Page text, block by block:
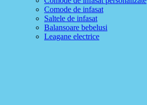
Comode de infasat
Saltele de infasat
Balansoare bebelusi
Leagane electrice